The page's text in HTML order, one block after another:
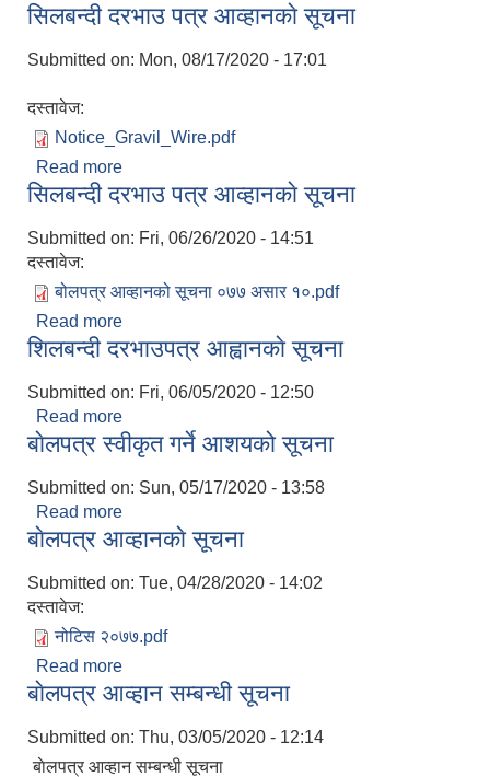
सम्बन्धी शिलबन्दी दरभाउपत्र आव्हानकाे सूचना
सिलबन्दी दरभाउ पत्र आव्हानकाे सूचना
Submitted on: Mon, 08/17/2020 - 17:01
दस्तावेज:
Notice_Gravil_Wire.pdf
Read more
सिलबन्दी दरभाउ पत्र आव्हानकाे सूचना
Submitted on: Fri, 06/26/2020 - 14:51
दस्तावेज:
बोलपत्र आव्हानको सूचना ०७७ असार १०.pdf
Read more
शिलबन्दी दरभाउपत्र आह्वानकाे सूचना
Submitted on: Fri, 06/05/2020 - 12:50
Read more
बाेलपत्र स्वीकृत गर्ने आशयको सूचना
Submitted on: Sun, 05/17/2020 - 13:58
Read more
बाेलपत्र आव्हानकाे सूचना
Submitted on: Tue, 04/28/2020 - 14:02
दस्तावेज:
नोटिस २०७७.pdf
Read more
बाेलपत्र आव्हान सम्बन्धी सूचना
Submitted on: Thu, 03/05/2020 - 12:14
बाेलपत्र आव्हान सम्बन्धी सूचना